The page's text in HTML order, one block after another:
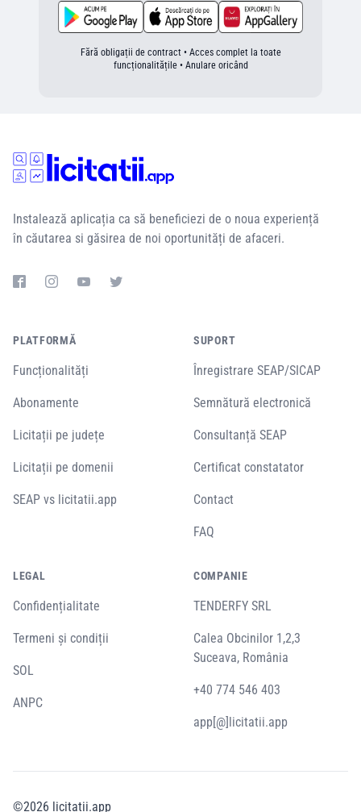
Fără obligații de contract • Acces complet la toate
funcționalitățile • Anulare oricând
Instalează aplicația ca să beneficiezi de o noua experiență
în căutarea si găsirea de noi oportunități de afaceri.
PLATFORMĂ
Funcționalități
Abonamente
Licitații pe județe
Licitații pe domenii
SEAP vs licitatii.app
SUPORT
Înregistrare SEAP/SICAP
Semnătură electronică
Consultanță SEAP
Certificat constatator
Contact
FAQ
LEGAL
Confidențialitate
Termeni și condiții
SOL
ANPC
COMPANIE
TENDERFY SRL
Calea Obcinilor 1,2,3
Suceava, România
+40 774 546 403
app[@]licitatii.app
©2026 licitatii.app